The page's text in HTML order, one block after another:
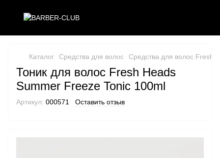
Каталог Средства для волос Средства для волос Fresh
Тоник для волос Fresh Heads
Summer Freeze Tonic 100ml
Артикул: 000571 Оставить отзыв